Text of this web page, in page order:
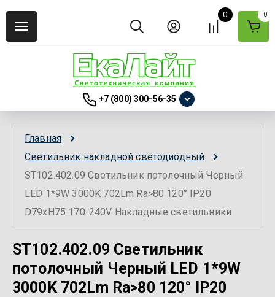
0
0
+7 (800) 300-56-35
Главная
Светильник накладной светодиодный
ST102.402.09 Светильник потолочный Черный
LED 1*9W 3000K 702Lm Ra>80 120° IP20
D79xH75 170-240V Накладные светильники
ST102.402.09 Светильник
потолочный Черный LED 1*9W
3000K 702Lm Ra>80 120° IP20